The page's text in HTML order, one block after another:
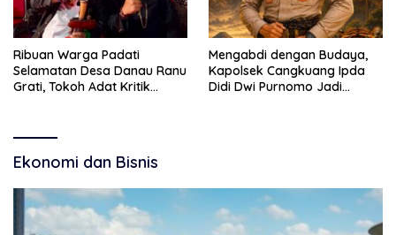
Ribuan Warga Padati
Selamatan Desa Danau Ranu
Grati, Tokoh Adat Kritik
Mengabdi dengan Budaya,
Kapolsek Cangkuang Ipda
Didi Dwi Purnomo Jadi
Ekonomi dan Bisnis